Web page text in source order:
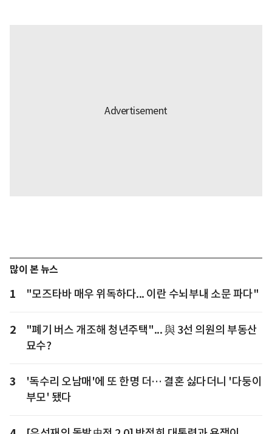
많이 본 뉴스
1 "모즈타바 매우 위독하다... 이란 수뇌부내 소문 파다"
2
"폐기 버스 개조해 청년주택"... 與 3선 의원의 부동산
묘수?
3
'독수리 오남매'에 또 한명 더… 결혼 싫다더니 '다둥이
부모' 됐다